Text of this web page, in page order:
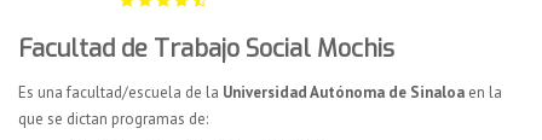
Facultad de Trabajo Social Mochis
Es una facultad/escuela de la Universidad Autónoma de Sinaloa en la
que se dictan programas de: